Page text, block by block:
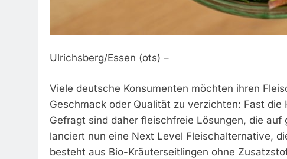
Ulrichsberg/Essen (ots) –
Viele deutsche Konsumenten möchten ihren
Geschmack oder Qualität zu verzichten: Fast
Gefragt sind daher fleischfreie Lösungen, die auf
lanciert nun eine Next Level Fleischalternative,
besteht aus Bio-Kräuterseitlingen ohne